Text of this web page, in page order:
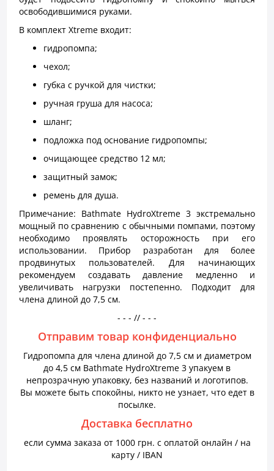
освободившимися руками.
В комплект Xtreme входит:
гидропомпа;
чехол;
губка с ручкой для чистки;
ручная груша для насоса;
шланг;
подложка под основание гидропомпы;
очищающее средство 12 мл;
защитный замок;
ремень для душа.
Примечание: Bathmate HydroXtreme 3 экстремально
мощный по сравнению с обычными помпами, поэтому
необходимо проявлять осторожность при его
использовании. Прибор разработан для более
продвинутых пользователей. Для начинающих
рекомендуем создавать давление медленно и
увеличивать нагрузки постепенно. Подходит для
члена длиной до 7,5 см.
- - - // - - -
Отправим товар конфиденциально
Гидропомпа для члена длиной до 7,5 см и диаметром
до 4,5 см Bathmate HydroXtreme 3 упакуем в
непрозрачную упаковку, без названий и логотипов.
Вы можете быть спокойны, никто не узнает, что едет в
посылке.
Доставка бесплатно
если сумма заказа от 1000 грн. с оплатой онлайн / на
карту / IBAN